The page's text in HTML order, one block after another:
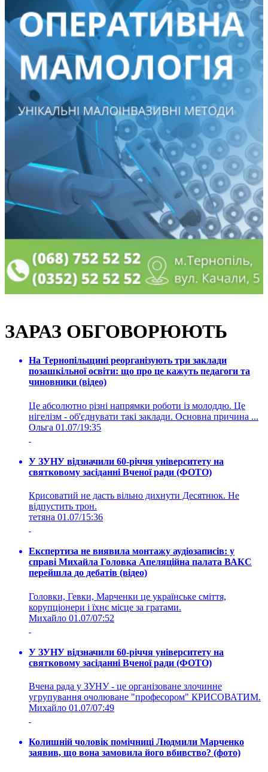
ЗАРАЗ ОБГОВОРЮЮТЬ
На Тернопільщині реорганізують три заклади
позашкільної освіти: що про це кажуть педагоги та
чиновники (відео)
Це абсолютно різні напрямки роботи із молоддю. Це
нігелізм - об'єднувати такі заклади. Основна причина ...
Ольга 01.07/19:35
У ЗУНУ відзначили 60-річчя університету на
святковому засіданні Вченої ради (ФОТО)
Крисоватий не дасть вільно дихнути Десятнюк. Не
відпустить трон.
тетяна 01.07/15:36
Експертиза не виявила монтажу аудіозаписів: у
справі Михайла Головка Апеляційна палата ВАКС
перейшла до дебатів (відео)
Головки, Гевки, Марченки це українське сміття,
корупціонери і їхнє місце за гратами.
Михайло 01.07/07:52
У ЗУНУ відзначили 60-річчя університету на
святковому засіданні Вченої ради (ФОТО)
Вчена рада у ЗУНУ - це організоване злочинне
угрупування очолюване "професором" КРИСОВАТИМ.
Михайло 01.07/07:49
Колишній чоловік помічниці Людмили Марченко
заявив, що вона замовила його вбивство? (фото)